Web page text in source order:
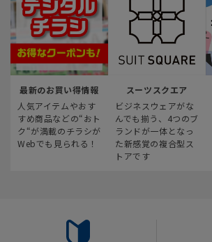
最新のお買い得情報
人気アイテムやおす
すめ商品などの“おト
ク“が満載のチラシが
Webでも見られる！
スーツスクエア
ビジネスウェアがな
んでも揃う、4つのブ
ランドが一体となっ
た新感覚の複合型ス
トアです